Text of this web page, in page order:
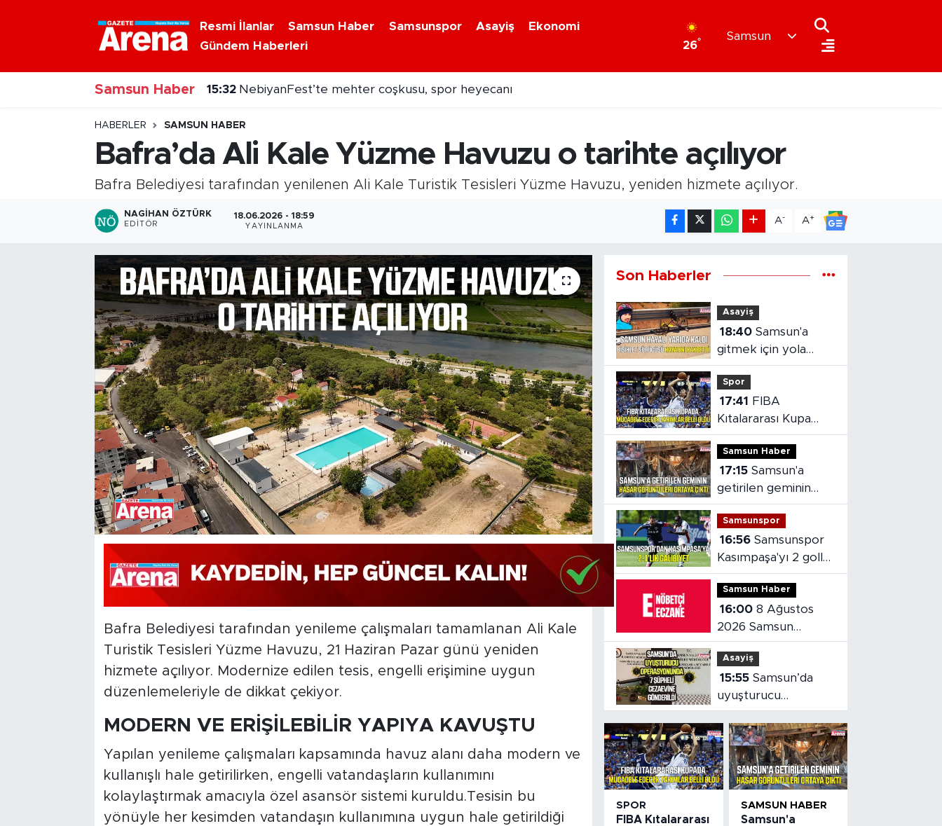
Resmi İlanlar Samsun Haber Samsunspor Asayiş
Ekonomi
Gündem Haberleri
26°
Samsun
Samsun Haber
Dron saldırısına uğramıştı! Hasarlı Türk gemisi Samsun'a getirildi
HABERLER SAMSUN HABER
Bafra’da Ali Kale Yüzme Havuzu o tarihte açılıyor
Bafra Belediyesi tarafından yenilenen Ali Kale Turistik Tesisleri Yüzme Havuzu, yeniden hizmete açılıyor.
NAGIHAN ÖZTÜRK
EDITÖR
18.06.2026 - 18:59
YAYINLANMA
A- A+
Bafra Belediyesi tarafından yenileme çalışmaları tamamlanan Ali Kale
Turistik Tesisleri Yüzme Havuzu, 21 Haziran Pazar günü yeniden
hizmete açılıyor. Modernize edilen tesis, engelli erişimine uygun
düzenlemeleriyle de dikkat çekiyor.
MODERN VE ERİŞİLEBİLİR YAPIYA KAVUŞTU
Yapılan yenileme çalışmaları kapsamında havuz alanı daha modern ve
kullanışlı hale getirilirken, engelli vatandaşların kullanımını
kolaylaştırmak amacıyla özel asansör sistemi kuruldu.Tesisin bu
yönüyle her kesimden vatandaşın kullanımına uygun hale getirildiği
Son Haberler
Asayiş
18:40 Samsun'a
gitmek için yola
çıkan bisikletiye
otomobil çarptı
Spor
17:41
Kıtalararası Kupa
2026’da mücadele
edecek takımlar
belli oldu
Samsun Haber
17:15 Samsun'a
getirilen geminin
hasarı ortaya çıktı
Samsunspor
16:56 Samsunspor
Kasımpaşa'yı 2 golle
mağlup etti
Samsun Haber
16:00 8 Ağustos
2026 Samsun
nöbetçi eczaneler
Asayiş
15:55 Samsun’da
uyuşturucu
operasyonunda 7
şüpheli cezaevine
gönderildi
SPOR
FIBA Kıtalararası
SAMSUN HABER
Samsun'a
Nöbetçi Eczaneler
Hava Durumu
Samsun Namaz Vakitleri
Trafik Durumu
Süper Lig Puan Durumu ve Fikstür
Tüm Manşetler
Son Dakika Haberleri
Haber Arşivi